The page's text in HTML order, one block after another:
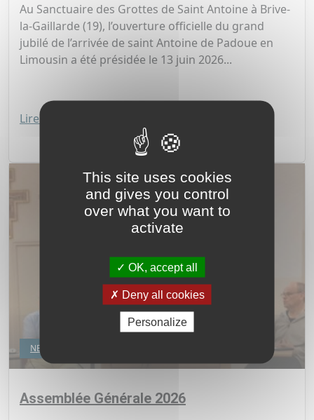
Au Sanctuaire des Grottes de Saint Antoine à Brive-
la-Gaillarde (19), l’ouverture officielle du grand
jubilé de l’arrivée de saint Antoine de Padoue en
Limousin a été présidée le 13 juin 2026...
Lire la suite
NEWS
Assemblée Générale 2026
This site uses cookies
and gives you control
over what you want to
activate
OK, accept all
Deny all cookies
Personalize